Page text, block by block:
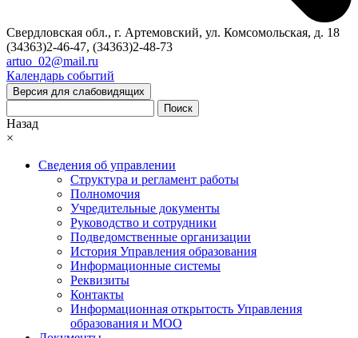
Свердловская обл., г. Артемовский, ул. Комсомольская, д. 18
(34363)2-46-47, (34363)2-48-73
artuo_02@mail.ru
Календарь событий
Версия для слабовидящих
Поиск
Назад
×
Сведения об управлении
Структура и регламент работы
Полномочия
Учредительные документы
Руководство и сотрудники
Подведомственные организации
История Управления образования
Информационные системы
Реквизиты
Контакты
Информационная открытость Управления
образования и МОО